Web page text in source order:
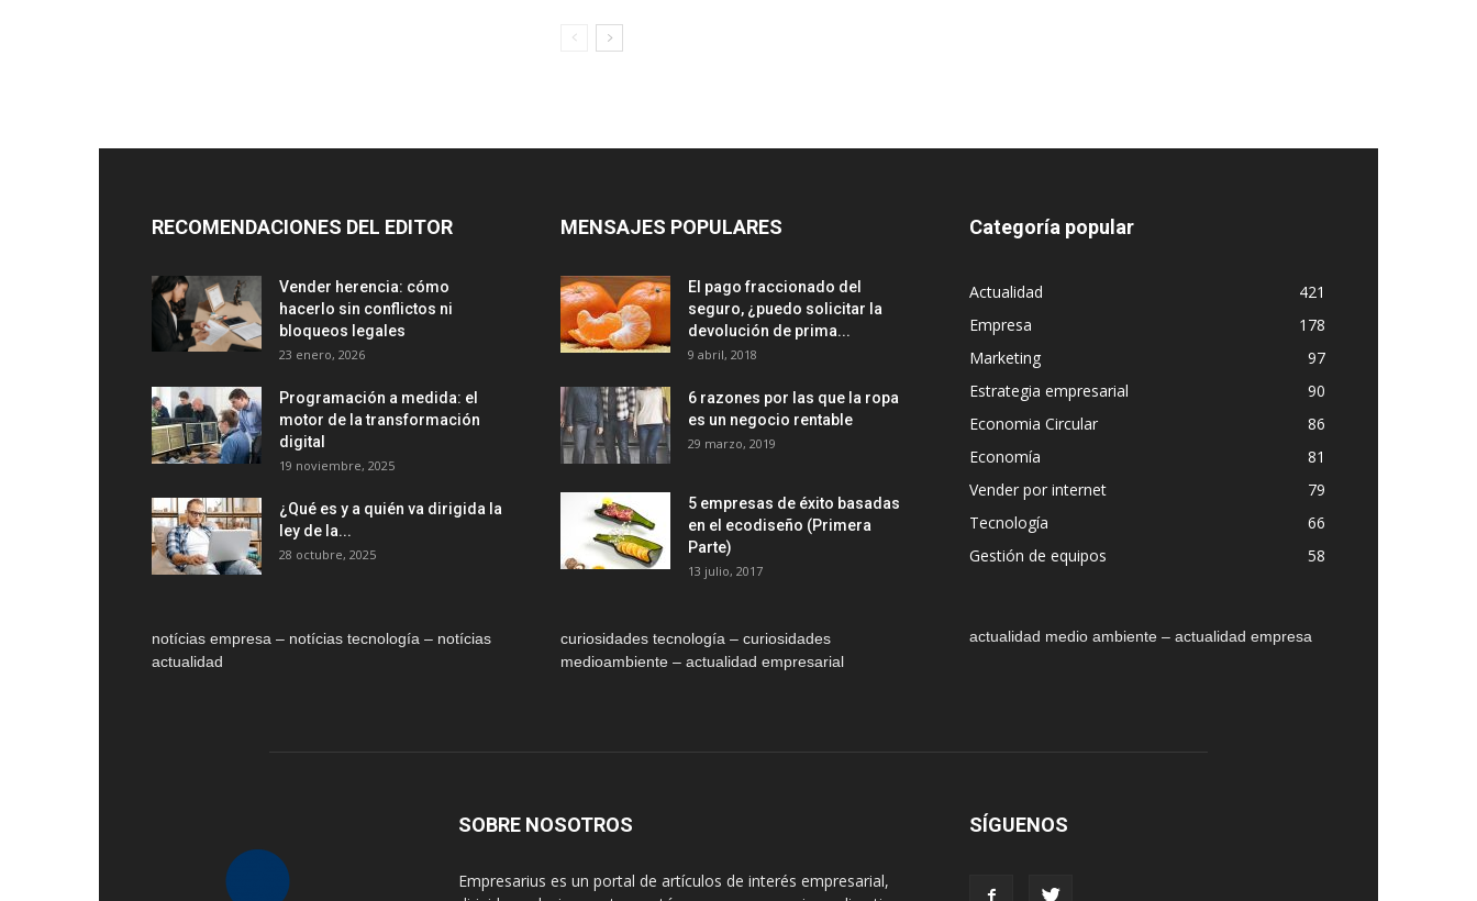
RECOMENDACIONES DEL EDITOR
Vender herencia: cómo
hacerlo sin conflictos ni
bloqueos legales
23 enero, 2026
Programación a medida: el
motor de la transformación
digital
19 noviembre, 2025
¿Qué es y a quién va dirigida la
ley de la...
28 octubre, 2025
notícias empresa – notícias tecnología – notícias
actualidad
MENSAJES POPULARES
El pago fraccionado del
seguro, ¿puedo solicitar la
devolución de prima...
9 abril, 2018
6 razones por las que la ropa
es un negocio rentable
29 marzo, 2019
5 empresas de éxito basadas
en el ecodiseño (Primera
Parte)
13 julio, 2017
curiosidades tecnología – curiosidades
medioambiente – actualidad empresarial
Categoría popular
Actualidad
421
Empresa
178
Marketing
97
Estrategia empresarial
90
Economia Circular
86
Economía
81
Vender por internet
79
Tecnología
66
Gestión de equipos
58
actualidad medio ambiente – actualidad empresa
SOBRE NOSOTROS
Empresarius es un portal de artículos de interés empresarial,
SÍGUENOS